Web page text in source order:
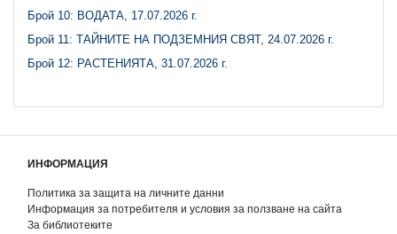
Брой 10: ВОДАТА, 17.07.2026 г.
Брой 11: ТАЙНИТЕ НА ПОДЗЕМНИЯ СВЯТ, 24.07.2026 г.
Брой 12: РАСТЕНИЯТА, 31.07.2026 г.
ИНФОРМАЦИЯ
Политика за защита на личните данни
Информация за потребителя и условия за ползване на сайта
За библиотеките